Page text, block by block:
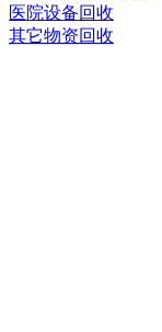
医院设备回收
其它物资回收